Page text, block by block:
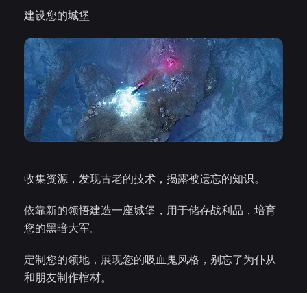
建设您的城堡
收集资源，发现古老的技术，揭露被遗忘的知识。
依靠新的领悟建造一座城堡，用于储存战利品，培育
您的黑暗大军。
定制您的领地，展现您的吸血鬼风格，别忘了为仆从
和朋友制作棺材。